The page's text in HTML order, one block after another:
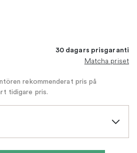
30 dagars prisgaranti
Matcha priset
rekommenderat pris på
tidigare pris.